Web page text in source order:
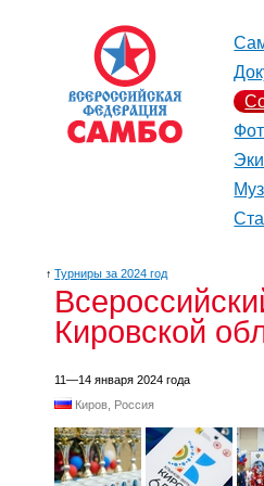
↑ Турниры за 2024 год
Кировской
11—14 января 2024 года
Киров, Россия